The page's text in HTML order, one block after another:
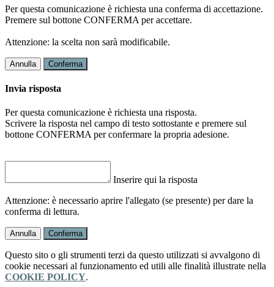
Per questa comunicazione è richiesta una conferma di accettazione.
Premere sul bottone CONFERMA per accettare.
Attenzione: la scelta non sarà modificabile.
Annulla Conferma
Invia risposta
Per questa comunicazione è richiesta una risposta.
Scrivere la risposta nel campo di testo sottostante e premere sul
bottone CONFERMA per confermare la propria adesione.
Inserire qui la risposta
Attenzione: è necessario aprire l'allegato (se presente) per dare la
conferma di lettura.
Annulla Conferma
Questo sito o gli strumenti terzi da questo utilizzati si avvalgono di
cookie necessari al funzionamento ed utili alle finalità illustrate nella
COOKIE POLICY.